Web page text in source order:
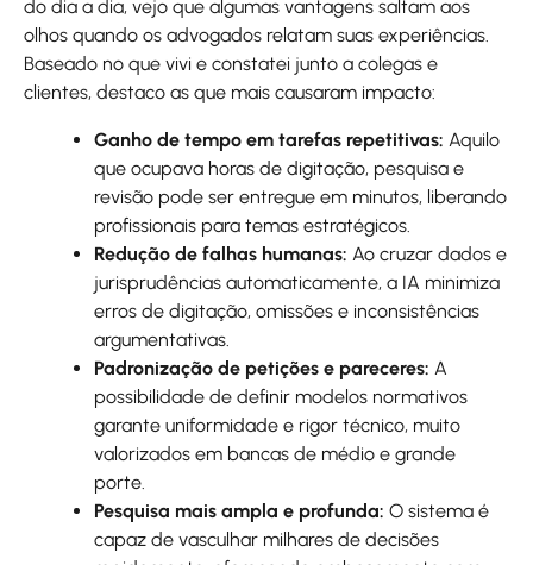
do dia a dia, vejo que algumas vantagens saltam aos
olhos quando os advogados relatam suas experiências.
Baseado no que vivi e constatei junto a colegas e
clientes, destaco as que mais causaram impacto:
Ganho de tempo em tarefas repetitivas: Aquilo
que ocupava horas de digitação, pesquisa e
revisão pode ser entregue em minutos, liberando
profissionais para temas estratégicos.
Redução de falhas humanas: Ao cruzar dados e
jurisprudências automaticamente, a IA minimiza
erros de digitação, omissões e inconsistências
argumentativas.
Padronização de petições e pareceres: A
possibilidade de definir modelos normativos
garante uniformidade e rigor técnico, muito
valorizados em bancas de médio e grande
porte.
Pesquisa mais ampla e profunda: O sistema é
capaz de vasculhar milhares de decisões